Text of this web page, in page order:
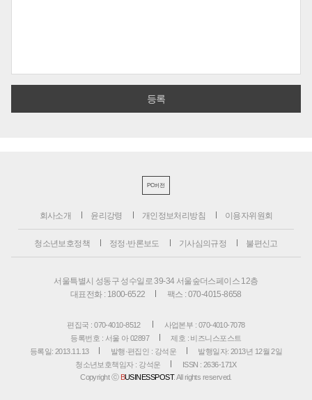
PC버전
회사소개 윤리강령 개인정보처리방침 이용자위원회
청소년보호정책 정정·반론보도 기사심의규정 불편신고
서울특별시 성동구 성수일로 39-34 서울숲더스페이스 12층
대표전화 : 1800-6522
팩스 : 070-4015-8658
편집국 : 070-4010-8512
사업본부 : 070-4010-7078
등록번호 : 서울 아 02897
제호 : 비즈니스포스트
등록일: 2013.11.13
발행·편집인 : 강석운
발행일자: 2013년 12월 2일
청소년보호책임자 : 강석운
ISSN : 2636-171X
Copyright ⓒ BUSINESSPOST. All rights reserved.